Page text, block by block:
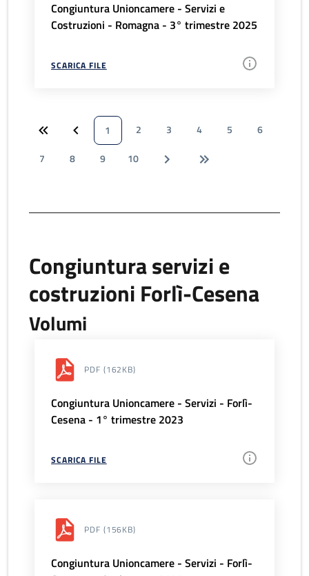
Congiuntura Unioncamere - Servizi e
Costruzioni - Romagna - 3° trimestre 2025
SCARICA FILE
1 2 3 4 5
6
7
8 9 10
Congiuntura servizi e
costruzioni Forlì-Cesena
Volumi
PDF (162KB)
Congiuntura Unioncamere - Servizi - Forlì-
Cesena - 1° trimestre 2023
SCARICA FILE
PDF (156KB)
Congiuntura Unioncamere - Servizi - Forlì-